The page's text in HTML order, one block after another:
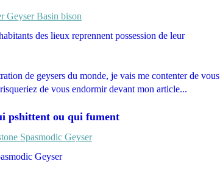
des lieux reprennent possession de leur
de geysers du monde, je vais me contenter de vous
de vous endormir devant mon article...
pshittent ou qui fument
Geyser